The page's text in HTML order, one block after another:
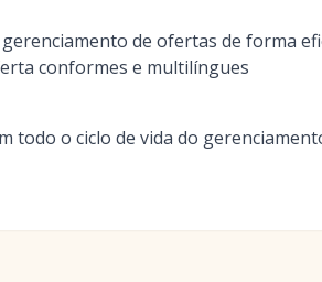
de ofertas de forma
conformes e multilíngues
todo o ciclo de vida do